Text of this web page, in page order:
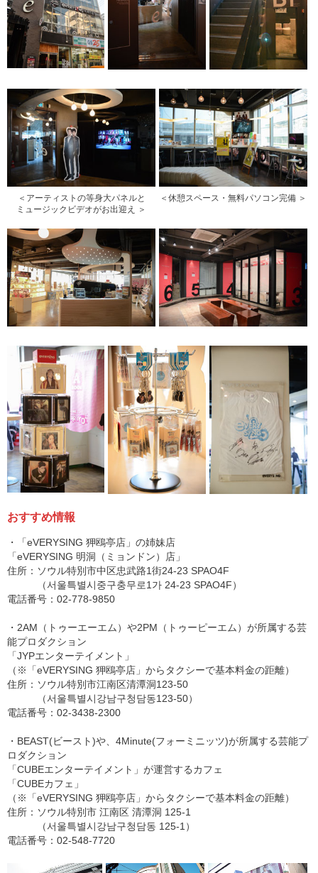
＜アーティストの等身大パネルと
ミュージックビデオがお出迎え ＞
＜休憩スペース・無料パソコン完備 ＞
おすすめ情報
・「eVERYSING 狎鴎亭店」の姉妹店
「eVERYSING 明洞（ミョンドン）店」
住所：ソウル特別市中区忠武路1街24-23 SPAO4F
（서울특별시중구충무로1가 24-23 SPAO4F）
電話番号：02-778-9850
・2AM（トゥーエーエム）や2PM（トゥーピーエム）が所属する芸
能プロダクション
「JYPエンターテイメント」
（※「eVERYSING 狎鴎亭店」からタクシーで基本料金の距離）
住所：ソウル特別市江南区清潭洞123-50
（서울특별시강남구청담동123-50）
電話番号：02-3438-2300
・BEAST(ビースト)や、4Minute(フォーミニッツ)が所属する芸能プ
ロダクション
「CUBEエンターテイメント」が運営するカフェ
「CUBEカフェ」
（※「eVERYSING 狎鴎亭店」からタクシーで基本料金の距離）
住所：ソウル特別市 江南区 清潭洞 125-1
（서울특별시강남구청담동 125-1）
電話番号：02-548-7720